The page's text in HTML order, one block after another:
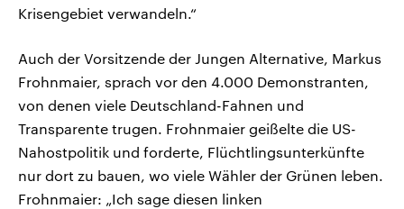
Krisengebiet verwandeln.“
Auch der Vorsitzende der Jungen Alternative, Markus
Frohnmaier, sprach vor den 4.000 Demonstranten,
von denen viele Deutschland-Fahnen und
Transparente trugen. Frohnmaier geißelte die US-
Nahostpolitik und forderte, Flüchtlingsunterkünfte
nur dort zu bauen, wo viele Wähler der Grünen leben.
Frohnmaier: „Ich sage diesen linken